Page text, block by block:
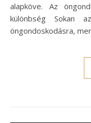
alapköve. Az
különbség Sokan
öngondoskodásra,